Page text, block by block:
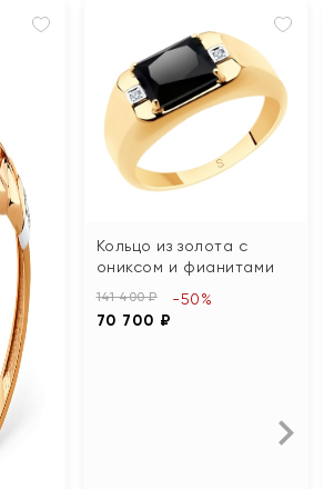
Кольцо из золота с
ониксом и фианитами
141 400 ₽
70 700 ₽
-50%